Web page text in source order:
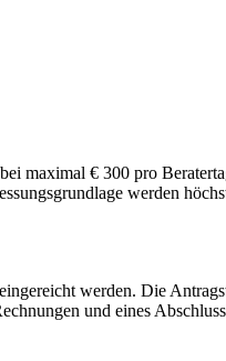
maximal € 300 pro
werden
werden. Die
und eines